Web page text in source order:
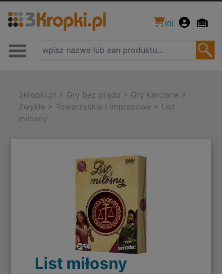
(0)
3kropki.pl > Gry bez prądu > Gry karciane >
Zwykłe > Towarzyskie i imprezowe > List
miłosny
List miłosny